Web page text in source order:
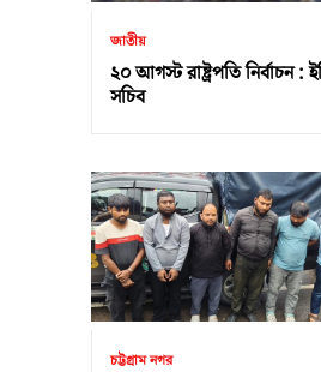
জাতীয়
২০ আগস্ট রাষ্ট্রপতি নির্বাচন :
সচিব
চট্টগ্রাম নগর